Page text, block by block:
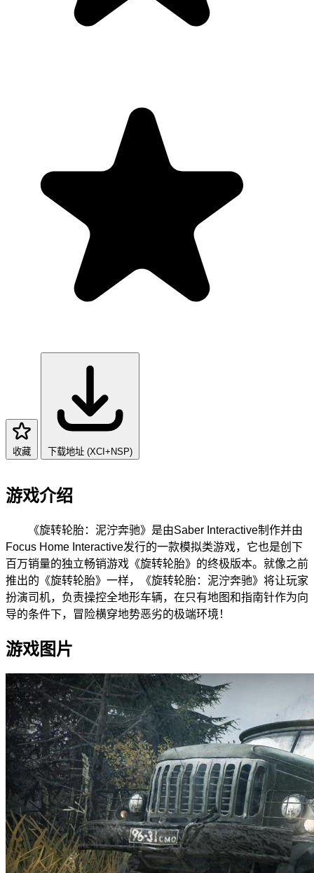
收藏 下载地址 (XCI+NSP)
游戏介绍
《旋转轮胎：泥泞奔驰》是由Saber Interactive制作并由
Focus Home Interactive发行的一款模拟类游戏，它也是创下
百万销量的独立畅销游戏《旋转轮胎》的终极版本。就像之前
推出的《旋转轮胎》一样，《旋转轮胎：泥泞奔驰》将让玩家
扮演司机，负责操控全地形车辆，在只有地图和指南针作为向
导的条件下，冒险横穿地势恶劣的极端环境！
游戏图片